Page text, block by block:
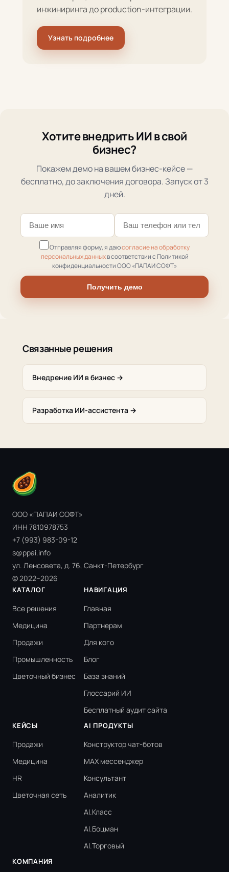
инжиниринга до production-интеграции.
Узнать подробнее
Хотите внедрить ИИ в свой
бизнес?
Покажем демо на вашем бизнес-кейсе —
бесплатно, до заключения договора. Запуск от 3
дней.
Отправляя форму, я даюсогласие на обработку
персональных данныхв соответствии с Политикой
конфиденциальности ООО «ПАПАИ СОФТ»
Получить демо
Связанные решения
Внедрение ИИ в бизнес →
Разработка ИИ-ассистента →
ООО «ПАПАИ СОФТ»
ИНН 7810978753
+7 (993) 983-09-12
s@ppai.info
ул. Ленсовета, д. 76, Санкт-Петербург
© 2022–2026
КАТАЛОГ
Все решения
Медицина
Продажи
Промышленность
Цветочный бизнес
НАВИГАЦИЯ
Главная
Партнерам
Для кого
Блог
База знаний
Глоссарий ИИ
Бесплатный аудит сайта
КЕЙСЫ
Продажи
Медицина
HR
Цветочная сеть
AI ПРОДУКТЫ
Конструктор чат-ботов
MAX мессенджер
Консультант
Аналитик
AI.Класс
AI.Боцман
AI.Торговый
КОМПАНИЯ